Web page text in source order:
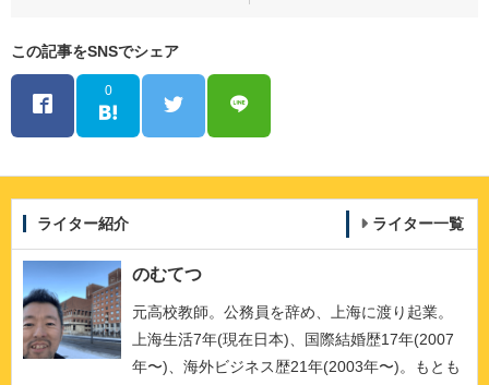
この記事をSNSでシェア
0
ライター紹介 ライター一覧
のむてつ
元高校教師。公務員を辞め、上海に渡り起業。
上海生活7年(現在日本)、国際結婚歴17年(2007
年〜)、海外ビジネス歴21年(2003年〜)。もとも